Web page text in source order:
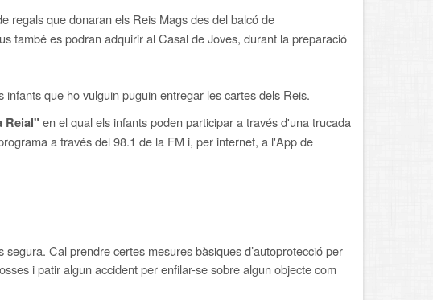
regals que donaran els Reis Mags des del balcó de
també es podran adquirir al Casal de Joves, durant la preparació
que ho vulguin puguin entregar les cartes dels Reis.
Reial"en el qual els infants poden participar a través d'una trucada
a través del 98.1 de la FM i, per internet, a l'App de
Cal prendre certes mesures bàsiques d’autoprotecció per
i patir algun accident per enfilar-se sobre algun objecte com